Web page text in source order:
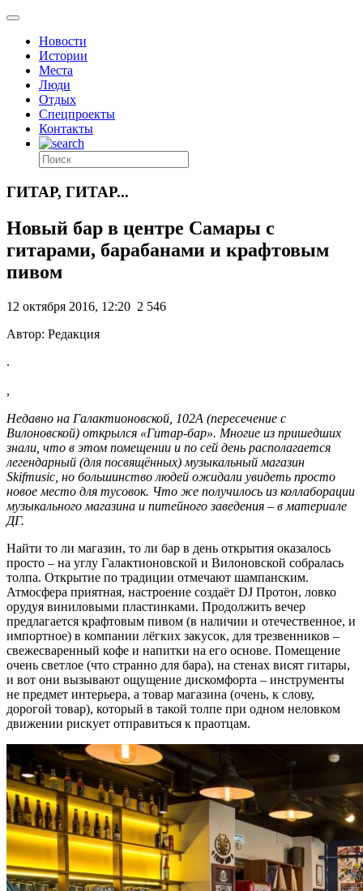
Новости
Истории
Места
Люди
Отдых
Спецпроекты
Контакты
ГИТАР, ГИТАР...
Новый бар в центре Самары с
гитарами, барабанами и крафтовым
пивом
12 октября 2016, 12:20 2 546
Автор: Редакция
.
,
Недавно на Галактионовской, 102А (пересечение с
Вилоновской) открылся «Гитар-бар». Многие из пришедших
знали, что в этом помещении и по сей день располагается
легендарный (для посвящённых) музыкальный магазин
Skifmusic, но большинство людей ожидали увидеть просто
новое место для тусовок. Что же получилось из коллаборации
музыкального магазина и питейного заведения – в материале
ДГ.
Найти то ли магазин, то ли бар в день открытия оказалось
просто – на углу Галактионовской и Вилоновской собралась
толпа. Открытие по традиции отмечают шампанским.
Атмосфера приятная, настроение создаёт DJ Протон, ловко
орудуя виниловыми пластинками. Продолжить вечер
предлагается крафтовым пивом (в наличии и отечественное, и
импортное) в компании лёгких закусок, для трезвенников –
свежесваренный кофе и напитки на его основе. Помещение
очень светлое (что странно для бара), на стенах висят гитары,
и вот они вызывают ощущение дискомфорта – инструменты
не предмет интерьера, а товар магазина (очень, к слову,
дорогой товар), который в такой толпе при одном неловком
движении рискует отправиться к праотцам.